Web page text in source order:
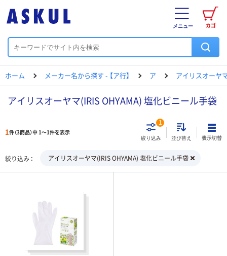
カゴ
メニュー
ホーム メーカー名から探す - 【ア行】 ア アイリスオーヤ
アイリスオーヤマ(IRIS OHYAMA) 塩化ビニール手袋
1件（3商品）中 1～1件を表示
絞り込み
1
並び替え 表示切替
絞り込み アイリスオーヤマ(IRIS OHYAMA) 塩化ビニール手袋